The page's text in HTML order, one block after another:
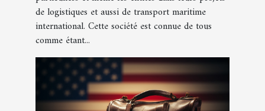
de logistiques et aussi de transport maritime
international. Cette société est connue de tous
comme étant...